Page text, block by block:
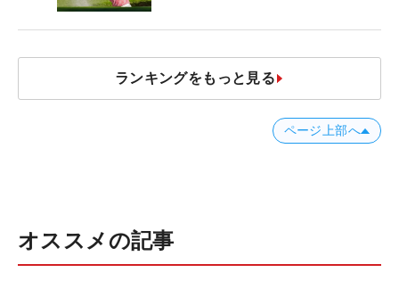
ランキングをもっと見る
ページ上部へ
オススメの記事